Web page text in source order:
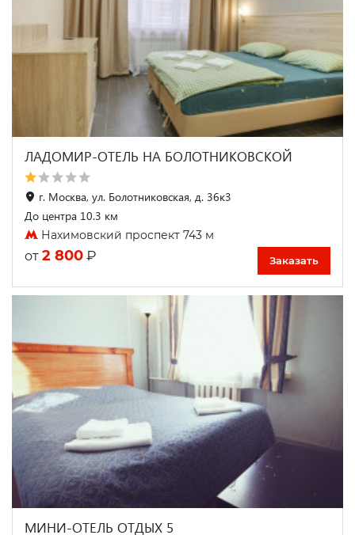
ЛАДОМИР-ОТЕЛЬ НА БОЛОТНИКОВСКОЙ
г. Москва, ул. Болотниковская, д. 36к3
До центра 10.3 км
Нахимовский проспект 743 м
от 2 800 ₽ Заказать
МИНИ-ОТЕЛЬ ОТДЫХ 5